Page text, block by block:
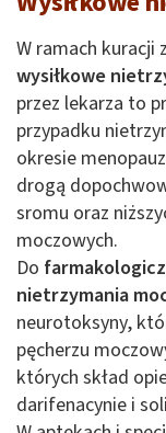
W ramach kuracji
wysiłkowe
przez lekarza to
przypadku
okresie
drogą
sromu oraz
moczowych.
Do
nietrzymania
neurotoksyny,
pęcherzu
których skład
darifenacynie i